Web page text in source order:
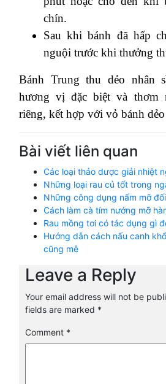
chín.
Sau khi bánh đã hấp
nguội trước khi thưởng
Bánh Trung thu dẻo nhân
hương vị đặc biệt và thơm
riêng, kết hợp với vỏ bánh
Bài viết liên quan
Các loại thảo dược giải nhiệt
Những loại rau củ tốt trong
Những công dụng nấm mỡ
Cách làm cà tím nướng mỡ
Rau mồng tơi có tác dụng gì
Hướng dẫn cách nấu canh
cũng mê
Leave a Reply
Your email address will not be
fields are marked *
Comment *